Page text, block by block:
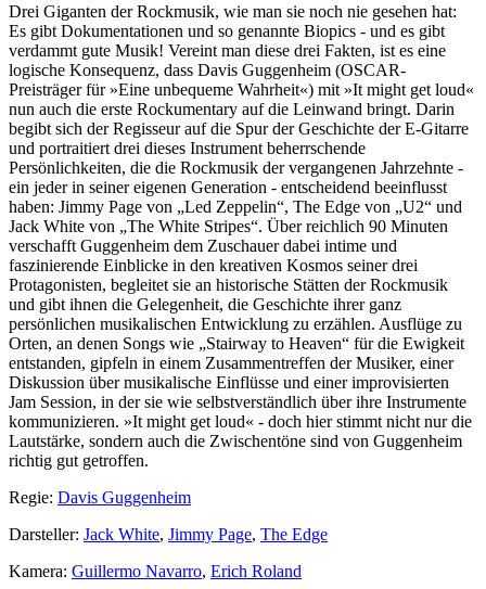
Drei Giganten der Rockmusik, wie man sie noch nie gesehen hat:
Es gibt Dokumentationen und so genannte Biopics - und es gibt
verdammt gute Musik! Vereint man diese drei Fakten, ist es eine
logische Konsequenz, dass Davis Guggenheim (OSCAR-
Preisträger für »Eine unbequeme Wahrheit«) mit »It might get loud«
nun auch die erste Rockumentary auf die Leinwand bringt. Darin
begibt sich der Regisseur auf die Spur der Geschichte der E-Gitarre
und portraitiert drei dieses Instrument beherrschende
Persönlichkeiten, die die Rockmusik der vergangenen Jahrzehnte -
ein jeder in seiner eigenen Generation - entscheidend beeinflusst
haben: Jimmy Page von „Led Zeppelin“, The Edge von „U2“ und
Jack White von „The White Stripes“. Über reichlich 90 Minuten
verschafft Guggenheim dem Zuschauer dabei intime und
faszinierende Einblicke in den kreativen Kosmos seiner drei
Protagonisten, begleitet sie an historische Stätten der Rockmusik
und gibt ihnen die Gelegenheit, die Geschichte ihrer ganz
persönlichen musikalischen Entwicklung zu erzählen. Ausflüge zu
Orten, an denen Songs wie „Stairway to Heaven“ für die Ewigkeit
entstanden, gipfeln in einem Zusammentreffen der Musiker, einer
Diskussion über musikalische Einflüsse und einer improvisierten
Jam Session, in der sie wie selbstverständlich über ihre Instrumente
kommunizieren. »It might get loud« - doch hier stimmt nicht nur die
Lautstärke, sondern auch die Zwischentöne sind von Guggenheim
richtig gut getroffen.
Regie: Davis Guggenheim
Darsteller: Jack White, Jimmy Page, The Edge
Kamera: Guillermo Navarro, Erich Roland